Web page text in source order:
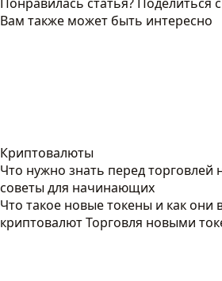
Вам также может быть интересно
Криптовалюты
Что нужно знать перед
советы для начинающих
Что такое новые токены и как они
криптовалют Торговля новыми